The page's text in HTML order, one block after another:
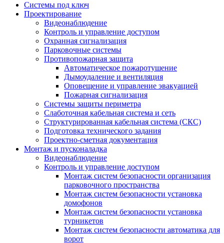
Системы под ключ
Проектирование
Видеонаблюдение
Контроль и управление доступом
Охранная сигнализация
Парковочные системы
Противопожарная защита
Автоматическое пожаротушение
Дымоудаление и вентиляция
Оповещение и управление эвакуацией
Пожарная сигнализация
Системы защиты периметра
Слаботочная кабельная система и сеть
Структурированная кабельная система (СКС)
Подготовка технического задания
Проектно-сметная документация
Монтаж и пусконаладка
Видеонаблюдение
Контроль и управление доступом
Монтаж систем безопасности организация
парковочного пространства
Монтаж систем безопасности установка
домофонов
Монтаж систем безопасности установка
турникетов
Монтаж систем безопасности автоматика для
ворот